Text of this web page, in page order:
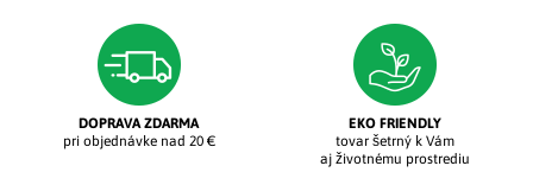
DOPRAVA ZDARMA
pri objednávke nad 20 €
EKO FRIENDLY
tovar šetrný k Vám
aj životnému prostrediu